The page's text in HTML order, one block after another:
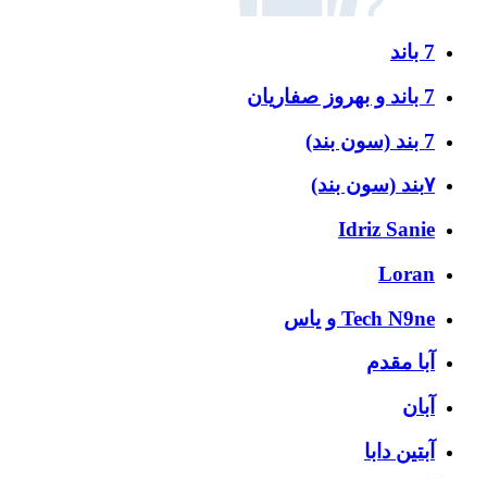
7 باند
7 باند و بهروز صفاریان
7 بند (سون بند)
۷بند (سون بند)
Idriz Sanie
Loran
Tech N9ne و یاس
آبا مقدم
آبان
آبتین دابا